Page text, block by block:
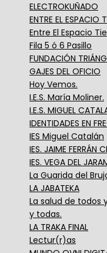
ELECTROKUÑADO
ENTRE EL ESPACIO
Entre El Espacio
Fila 5 ó 6 Pasillo
FUNDACIÓN
GAJES DEL OFICIO
Hoy Vemos.
I.E.S. María Moliner.
I.E.S. MIGUEL
IDENTIDADES EN
IES Miguel Catalán
IES. JAIME FERRÁN
IES. VEGA DEL
La Guarida del
LA JABATEKA
La salud de todos
y todas.
LA TRAKA FINAL
Lectur(r)as